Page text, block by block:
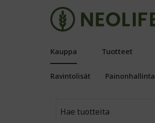
Kauppa Tuotteet
Ravintolisät Painonhallinta